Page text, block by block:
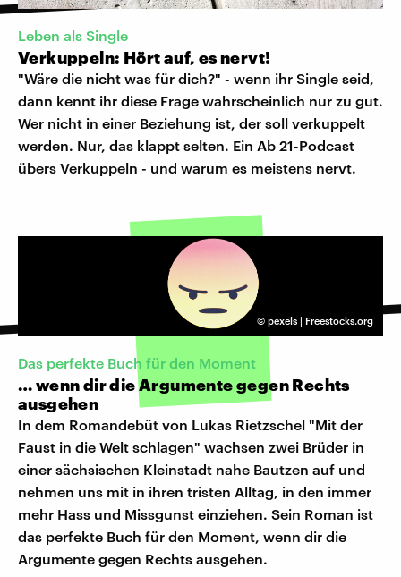
Leben als Single
Verkuppeln: Hört auf, es nervt!
"Wäre die nicht was für dich?" - wenn ihr Single seid,
dann kennt ihr diese Frage wahrscheinlich nur zu gut.
Wer nicht in einer Beziehung ist, der soll verkuppelt
werden. Nur, das klappt selten. Ein Ab 21-Podcast
übers Verkuppeln - und warum es meistens nervt.
© pexels | Freestocks.org
Das perfekte Buch für den Moment
… wenn dir die Argumente gegen Rechts
ausgehen
In dem Romandebüt von Lukas Rietzschel "Mit der
Faust in die Welt schlagen" wachsen zwei Brüder in
einer sächsischen Kleinstadt nahe Bautzen auf und
nehmen uns mit in ihren tristen Alltag, in den immer
mehr Hass und Missgunst einziehen. Sein Roman ist
das perfekte Buch für den Moment, wenn dir die
Argumente gegen Rechts ausgehen.